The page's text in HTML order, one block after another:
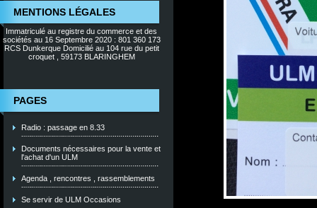
MENTIONS LÉGALES
Immatriculé au registre du commerce et des
sociétés au 16 Septembre 2020 : 801 360 173
RCS Dunkerque Domicilié au 104 rue du petit
croquet , 59173 BLARINGHEM
PAGES
Radio : passage en 8.33
Documents nécessaires pour la vente et
l'achat d'un ULM
Agenda , rencontres , rassemblements
Se servir de ULM Occasions